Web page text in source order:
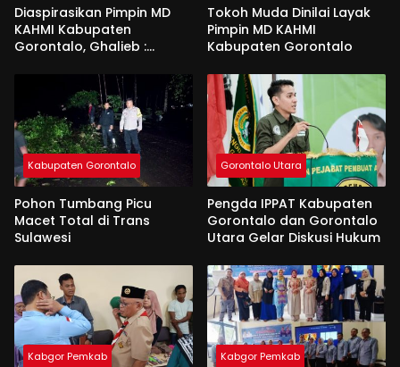
Diaspirasikan Pimpin MD
KAHMI Kabupaten
Gorontalo, Ghalieb :
Tokoh Muda Dinilai Layak
Pimpin MD KAHMI
Kabupaten Gorontalo
Kabupaten Gorontalo
Pohon Tumbang Picu
Macet Total di Trans
Sulawesi
Gorontalo Utara
Pengda IPPAT Kabupaten
Gorontalo dan Gorontalo
Utara Gelar Diskusi Hukum
Kabgor Pemkab Kabgor Pemkab